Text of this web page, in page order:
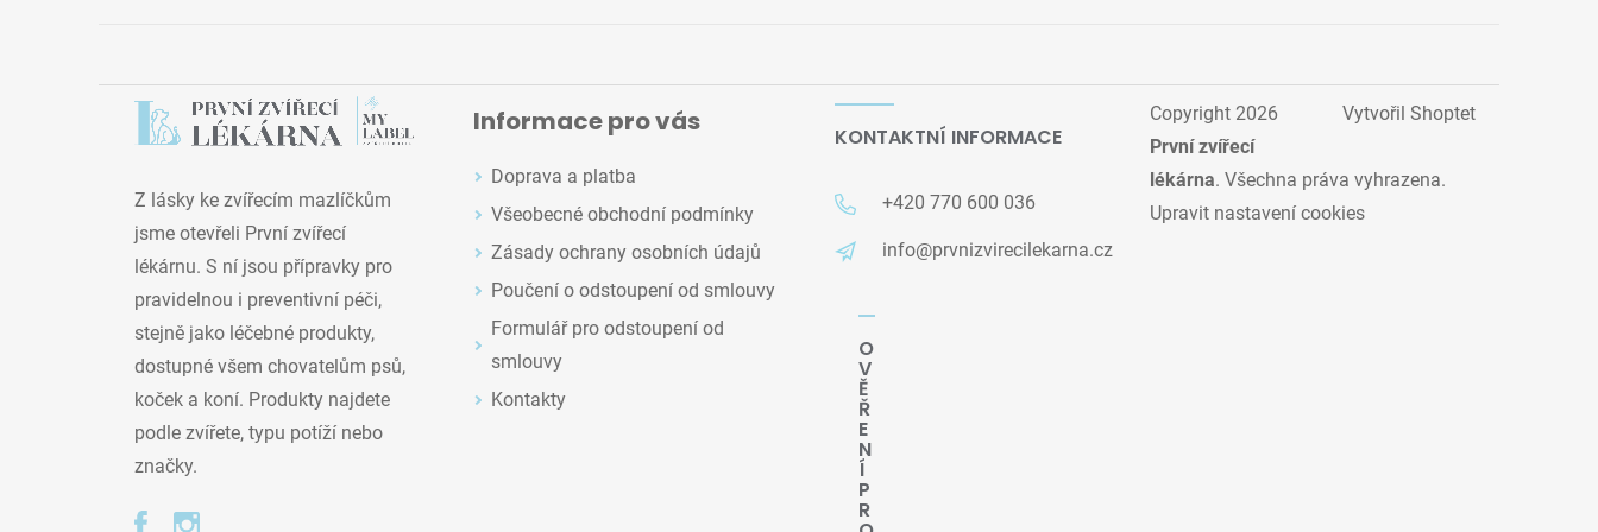
Z lásky ke zvířecím mazlíčkům
jsme otevřeli První zvířecí
lékárnu. S ní jsou přípravky pro
pravidelnou i preventivní péči,
stejně jako léčebné produkty,
dostupné všem chovatelům psů,
koček a koní. Produkty najdete
podle zvířete, typu potíží nebo
značky.
Informace pro vás
Doprava a platba
Všeobecné obchodní podmínky
Zásady ochrany osobních údajů
Poučení o odstoupení od smlouvy
Formulář pro odstoupení od
smlouvy
Kontakty
KONTAKTNÍ INFORMACE
+420 770 600 036
info@prvnizvirecilekarna.cz
O
V
Ě
Ř
E
N
Í
P
R
Vytvořil Shoptet
Copyright 2026
První zvířecí
lékárna. Všechna práva vyhrazena.
Upravit nastavení cookies